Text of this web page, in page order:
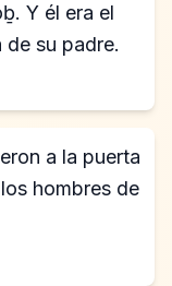
Y él era el
su padre.
a la puerta
hombres de